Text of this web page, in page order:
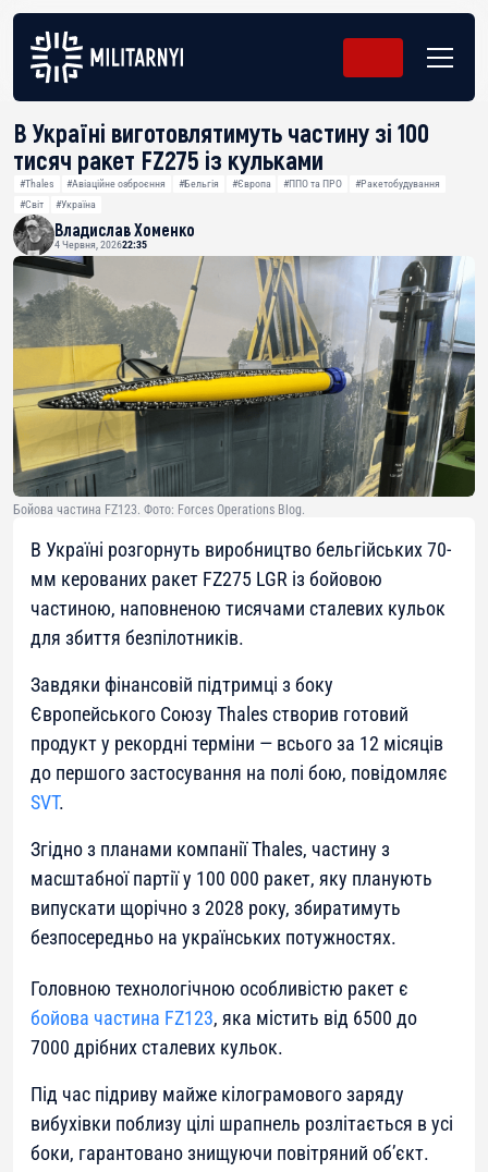
В Україні виготовлятимуть частину зі 100
тисяч ракет FZ275 із кульками
#Thales #Авіаційне озброєння #Бельгія #Європа #ППО та ПРО
#Ракетобудування
#Світ
#Україна
Владислав Хоменко
4 Червня, 202622:35
Бойова частина FZ123. Фото: Forces Operations Blog.
В Україні розгорнуть виробництво бельгійських 70-
мм керованих ракет FZ275 LGR із бойовою
частиною, наповненою тисячами сталевих кульок
для збиття безпілотників.
Завдяки фінансовій підтримці з боку
Європейського Союзу Thales створив готовий
продукт у рекордні терміни — всього за 12 місяців
до першого застосування на полі бою, повідомляє
SVT.
Згідно з планами компанії Thales, частину з
масштабної партії у 100 000 ракет, яку планують
випускати щорічно з 2028 року, збиратимуть
безпосередньо на українських потужностях.
Головною технологічною особливістю ракет є
бойова частина FZ123, яка містить від 6500 до
7000 дрібних сталевих кульок.
Під час підриву майже кілограмового заряду
вибухівки поблизу цілі шрапнель розлітається в усі
боки, гарантовано знищуючи повітряний об’єкт.